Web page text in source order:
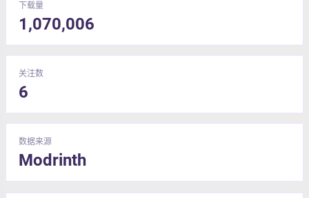
下载量
1,070,006
关注数
6
数据来源
Modrinth